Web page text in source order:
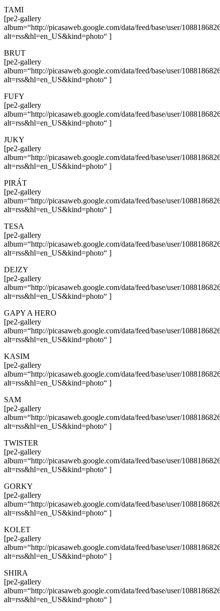
TAMI
[pe2-gallery
album=“http://picasaweb.google.com/data/feed/base/user/
alt=rss&hl=en_US&kind=photo“ ]
BRUT
[pe2-gallery
album=“http://picasaweb.google.com/data/feed/base/user/
alt=rss&hl=en_US&kind=photo“ ]
FUFY
[pe2-gallery
album=“http://picasaweb.google.com/data/feed/base/user/
alt=rss&hl=en_US&kind=photo“ ]
JUKY
[pe2-gallery
album=“http://picasaweb.google.com/data/feed/base/user/
alt=rss&hl=en_US&kind=photo“ ]
PIRÁT
[pe2-gallery
album=“http://picasaweb.google.com/data/feed/base/user/
alt=rss&hl=en_US&kind=photo“ ]
TESA
[pe2-gallery
album=“http://picasaweb.google.com/data/feed/base/user/
alt=rss&hl=en_US&kind=photo“ ]
DEJZY
[pe2-gallery
album=“http://picasaweb.google.com/data/feed/base/user/
alt=rss&hl=en_US&kind=photo“ ]
GAPY A HERO
[pe2-gallery
album=“http://picasaweb.google.com/data/feed/base/user/
alt=rss&hl=en_US&kind=photo“ ]
KASIM
[pe2-gallery
album=“http://picasaweb.google.com/data/feed/base/user/
alt=rss&hl=en_US&kind=photo“ ]
SAM
[pe2-gallery
album=“http://picasaweb.google.com/data/feed/base/user/
alt=rss&hl=en_US&kind=photo“ ]
TWISTER
[pe2-gallery
album=“http://picasaweb.google.com/data/feed/base/user/
alt=rss&hl=en_US&kind=photo“ ]
GORKY
[pe2-gallery
album=“http://picasaweb.google.com/data/feed/base/user/
alt=rss&hl=en_US&kind=photo“ ]
KOLET
[pe2-gallery
album=“http://picasaweb.google.com/data/feed/base/user/
alt=rss&hl=en_US&kind=photo“ ]
SHIRA
[pe2-gallery
album=“http://picasaweb.google.com/data/feed/base/user/
alt=rss&hl=en_US&kind=photo“ ]